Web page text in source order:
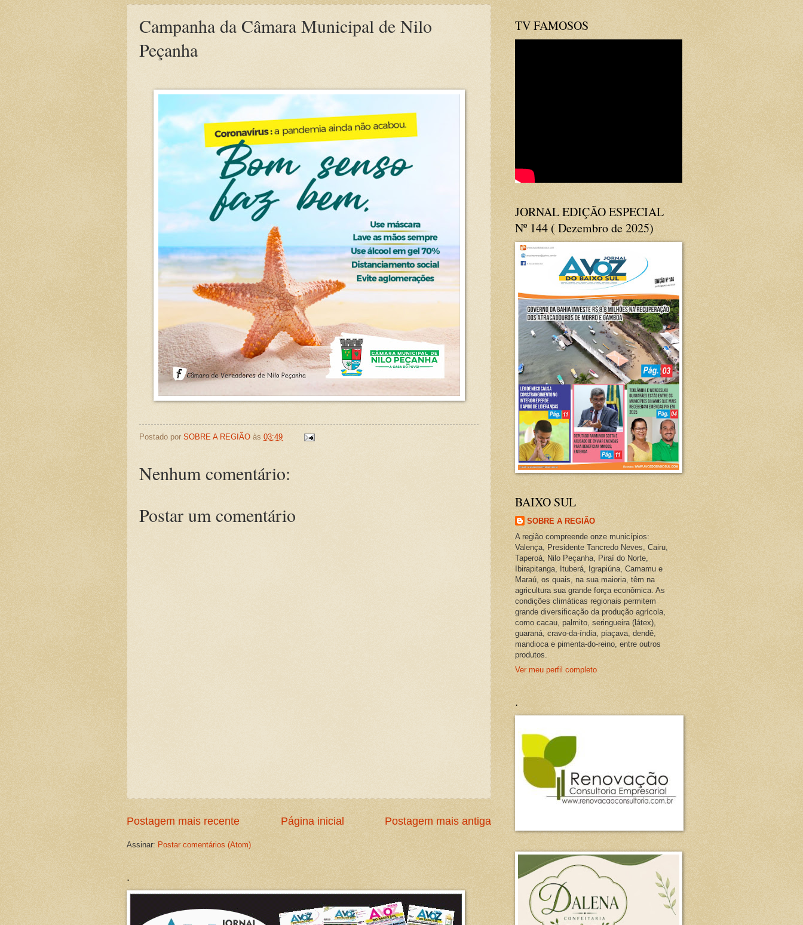
Campanha da Câmara Municipal de Nilo
Peçanha
Postado por SOBRE A REGIÃO às 03:49
Nenhum comentário:
Postar um comentário
Postagem mais recente Postagem mais antiga
Página inicial
Assinar: Postar comentários (Atom)
.
TV FAMOSOS
JORNAL EDIÇÃO ESPECIAL
Nº 144 ( Dezembro de 2025)
BAIXO SUL
SOBRE A REGIÃO
A região compreende onze municípios:
Valença, Presidente Tancredo Neves, Cairu,
Taperoá, Nilo Peçanha, Piraí do Norte,
Ibirapitanga, Ituberá, Igrapiúna, Camamu e
Maraú, os quais, na sua maioria, têm na
agricultura sua grande força econômica. As
condições climáticas regionais permitem
grande diversificação da produção agrícola,
como cacau, palmito, seringueira (látex),
guaraná, cravo-da-índia, piaçava, dendê,
mandioca e pimenta-do-reino, entre outros
produtos.
Ver meu perfil completo
.